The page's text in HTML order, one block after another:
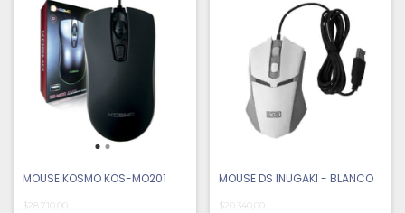
MOUSE KOSMO KOS-MO201
$28.710,00
MOUSE DS INUGAKI - BLANCO
$20.340,00